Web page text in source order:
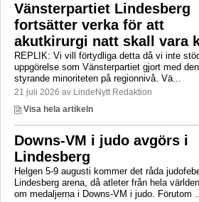
Vänsterpartiet Lindesberg
fortsätter verka för att
akutkirurgi natt skall vara
REPLIK: Vi vill förtydliga detta då vi inte
uppgörelse som Vänsterpartiet gjort med den
styrande minoriteten på regionnivå. Vä...
21 juli 2026 av LindeNytt Redaktion
Visa hela artikeln
Downs-VM i judo avgörs i
Lindesberg
Helgen 5-9 augusti kommer det råda
Lindesberg arena, då atleter från hela
om medaljerna i Downs-VM i judo. Förutom